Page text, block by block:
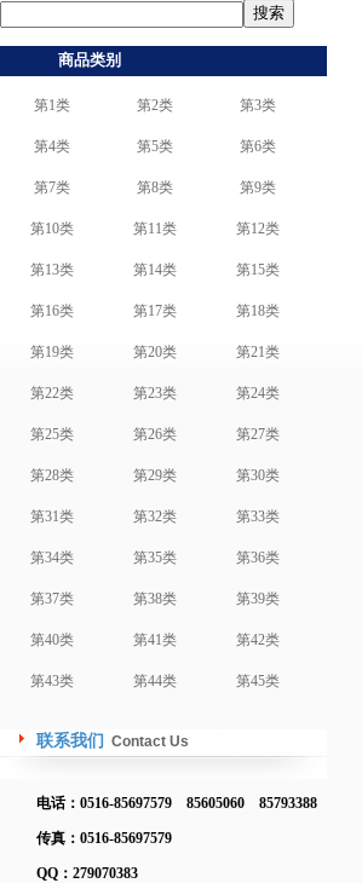
商品类别
第1类 第2类 第3类
第4类 第5类 第6类
第7类 第8类 第9类
第10类 第11类 第12类
第13类 第14类 第15类
第16类 第17类 第18类
第19类 第20类 第21类
第22类 第23类 第24类
第25类 第26类 第27类
第28类 第29类 第30类
第31类 第32类 第33类
第34类 第35类 第36类
第37类 第38类 第39类
第40类 第41类 第42类
第43类 第44类 第45类
联系我们 Contact Us
电话：0516-85697579 85605060 85793388
传真：0516-85697579
QQ：279070383